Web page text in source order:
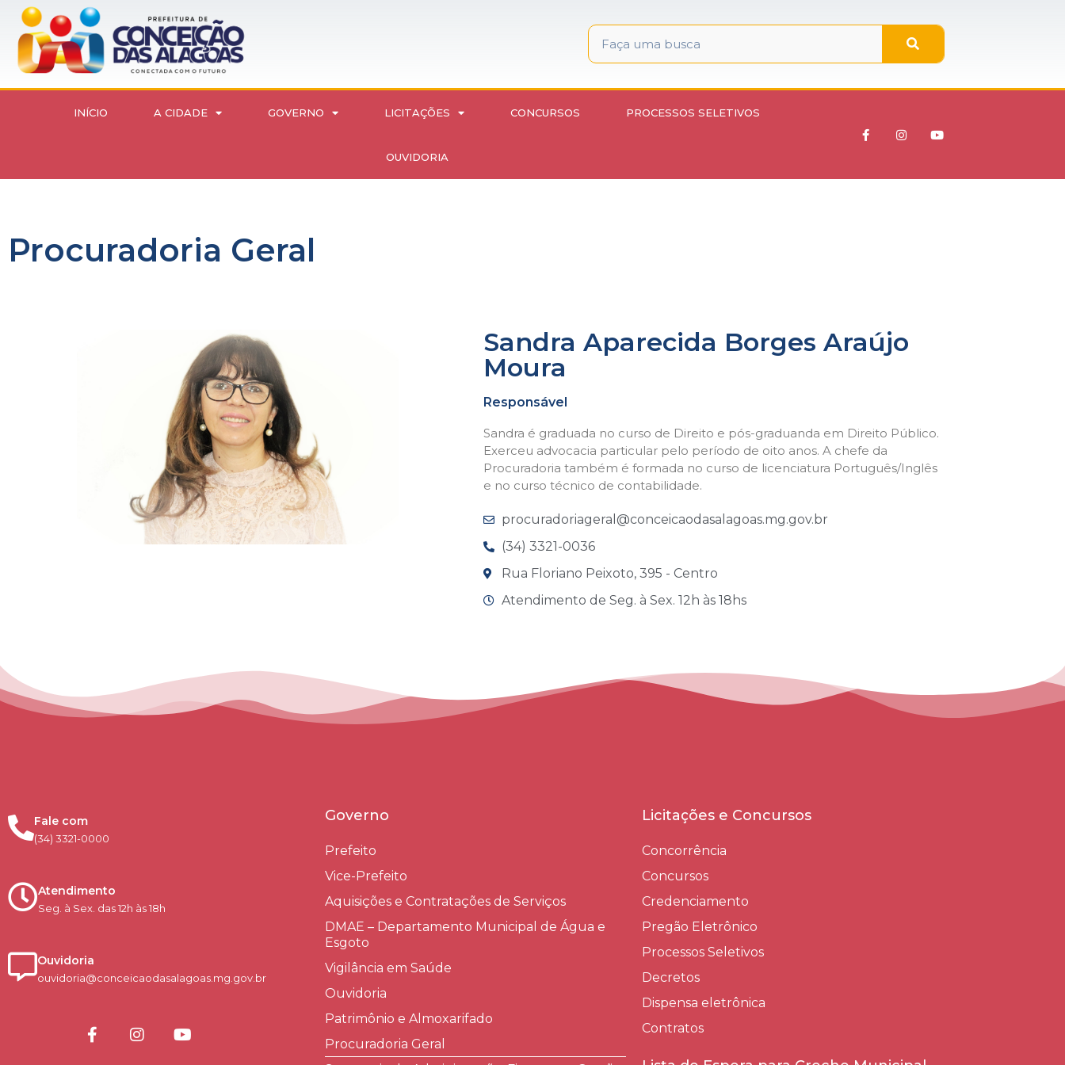
INÍCIO A CIDADE GOVERNO LICITAÇÕES CONCURSOS PROCESSOS SELETIVOS
OUVIDORIA
Procuradoria Geral
Sandra Aparecida Borges Araújo
Moura
Responsável
Sandra é graduada no curso de Direito e pós-graduanda em Direito Público.
Exerceu advocacia particular pelo período de oito anos. A chefe da
Procuradoria também é formada no curso de licenciatura Português/Inglês
e no curso técnico de contabilidade.
procuradoriageral@conceicaodasalagoas.mg.gov.br
(34) 3321-0036
Rua Floriano Peixoto, 395 - Centro
Atendimento de Seg. à Sex. 12h às 18hs
Fale com
(34) 3321-0000
Atendimento
Seg. à Sex. das 12h às 18h
Ouvidoria
ouvidoria@conceicaodasalagoas.mg.gov.br
Governo
Prefeito
Vice-Prefeito
Aquisições e Contratações de Serviços​
DMAE – Departamento Municipal de Água e
Esgoto
Vigilância em Saúde
Ouvidoria
Patrimônio e Almoxarifado
Procuradoria Geral
Licitações e Concursos
Concorrência
Concursos
Credenciamento
Pregão Eletrônico
Processos Seletivos
Decretos
Dispensa eletrônica
Contratos